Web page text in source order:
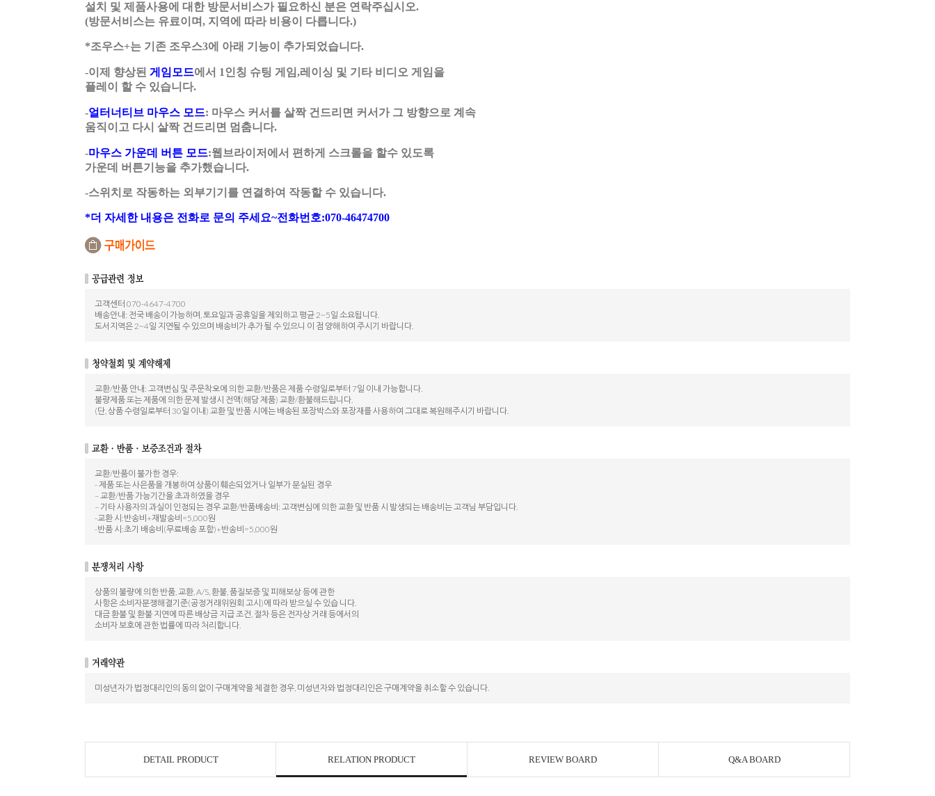
설치 및 제품사용에 대한 방문서비스가 필요하신 분은 연락주십시오.
(방문서비스는 유료이며, 지역에 따라 비용이 다릅니다.)
*조우스+는 기존 조우스3에 아래 기능이 추가되었습니다.
-이제 향상된 게임모드에서 1인칭 슈팅 게임,레이싱 및 기타 비디오 게임을
플레이 할 수 있습니다.
-얼터너티브 마우스 모드: 마우스 커서를 살짝 건드리면 커서가 그 방향으로 계속
움직이고 다시 살짝 건드리면 멈춤니다.
-마우스 가운데 버튼 모드:웹브라이저에서 편하게 스크롤을 할수 있도록
가운데 버튼기능을 추가했습니다.
-스위치로 작동하는 외부기기를 연결하여 작동할 수 있습니다.
*더 자세한 내용은 전화로 문의 주세요~전화번호:070-46474700
고객센터 070-4647-4700
배송안내: 전국 배송이 가능하며, 토요일과 공휴일을 제외하고 평균 2~5일 소요됩니다.
도서지역은 2~4일 지연될 수 있으며 배송비가 추가 될 수 있으니 이 점 양해하여 주시기 바랍니다.
교환/반품 안내: 고객변심 및 주문착오에 의한 교환/반품은 제품 수령일로부터 7일 이내 가능합니다.
불량제품 또는 제품에 의한 문제 발생시 전액(해당 제품) 교환/환불해드립니다.
(단, 상품 수령일로부터 30일 이내) 교환 및 반품 시에는 배송된 포장박스와 포장재를 사용하여 그대로 복원해주시기 바랍니다.
교환/반품이 불가한 경우:
- 제품 또는 사은품을 개봉하여 상품이 훼손되었거나 일부가 분실된 경우
– 교환/반품 가능기간을 초과하였을 경우
– 기타 사용자의 과실이 인정되는 경우 교환/반품배송비: 고객변심에 의한 교환 및 반품 시 발생되는 배송비는 고객님 부담입니다.
-교환 시:반송비+재발송비=5,000원
-반품 시:초기 배송비(무료배송 포함)+반송비=5,000원
상품의 불량에 의한 반품, 교환, A/S, 환불, 품질보증 및 피해보상 등에 관한
사항은 소비자분쟁해결기준(공정거래위원회 고시)에 따라 받으실 수 있습 니다.
대금 환불 및 환불 지연에 따른 배상금 지급 조건, 절차 등은 전자상 거래 등에서의
소비자 보호에 관한 법률에 따라 처리합니다.
미성년자가 법정대리인의 동의 없이 구매계약을 체결한 경우, 미성년자와 법정대리인은 구매계약을 취소할 수 있습니다.
DETAIL PRODUCT RELATION PRODUCT REVIEW BOARD Q&A BOARD